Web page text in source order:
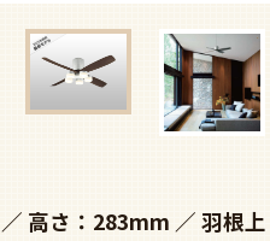
高さ：283mm 羽根